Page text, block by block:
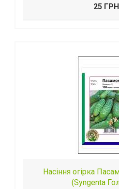
25 ГРН
Насіння огірка
(Syngenta